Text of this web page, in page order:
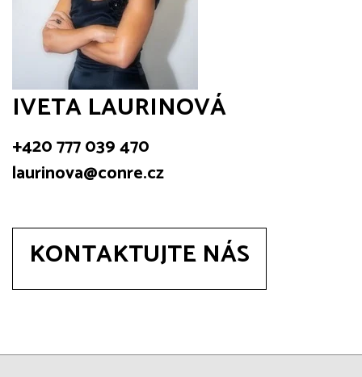
IVETA LAURINOVÁ
+420 777 039 470
laurinova@conre.cz
KONTAKTUJTE NÁS